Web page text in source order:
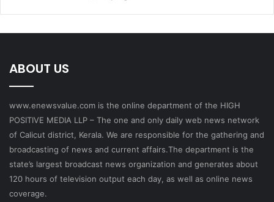
ABOUT US
www.enewsvalue.com is the online department of the HIGH
POSITIVE MEDIA LLP – The one and only daily web news network
of Calicut district, Kerala. We are responsible for the gathering and
broadcasting of news and current affairs.The department is the
state’s largest broadcast news organization and generates about
120 hours of television output each day, as well as online news
coverage.